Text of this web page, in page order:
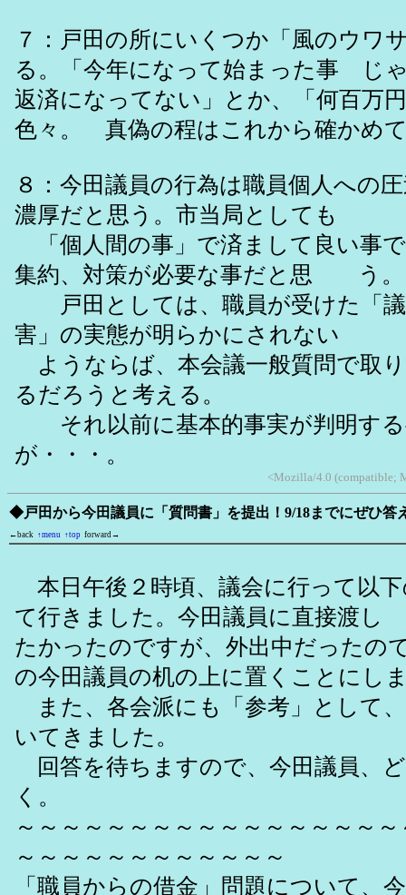
７：戸田の所にいくつか「風のウワ
る。「今年になって始まった事 じ
返済になってない」とか、「何百万
色々。 真偽の程はこれから確かめ
８：今田議員の行為は職員個人への
濃厚だと思う。市当局としても
「個人間の事」で済まして良い事
集約、対策が必要な事だと思 う。
戸田としては、職員が受けた「議
害」の実態が明らかにされない
ようならば、本会議一般質問で取
るだろうと考える。
それ以前に基本的事実が判明する
が・・・。
<Mozilla/4.0 (compatible;
◆戸田から今田議員に「質問書」を提出！9/18までにぜひ答
←back ↑menu ↑top forward→
本日午後２時頃、議会に行って以
て行きました。今田議員に直接渡し
たかったのですが、外出中だったの
の今田議員の机の上に置くことにし
また、各会派にも「参考」として
いてきました。
回答を待ちますので、今田議員、
く。
～～～～～～～～～～～～～～～～
～～～～～～～～～～～～
「職員からの借金」問題について、